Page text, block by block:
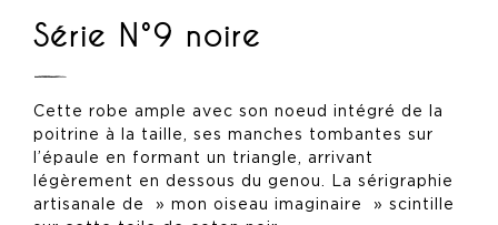
Série N°9 noire
Cette robe ample avec son noeud intégré de la
poitrine à la taille, ses manches tombantes sur
l’épaule en formant un triangle, arrivant
légèrement en dessous du genou. La sérigraphie
artisanale de » mon oiseau imaginaire » scintille
Robe trapèze
Robe noeud taille
Top et jupe courte
Tshirt et jupe longue
Robe trapèze